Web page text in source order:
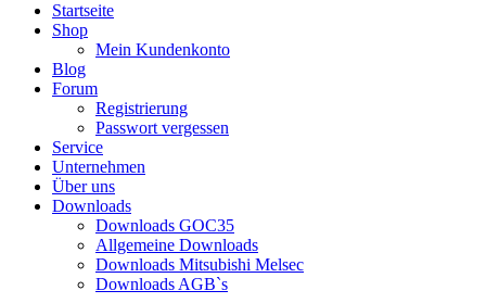
Startseite
Shop
Mein Kundenkonto
Blog
Forum
Registrierung
Passwort vergessen
Service
Unternehmen
Über uns
Downloads
Downloads GOC35
Allgemeine Downloads
Downloads Mitsubishi Melsec
Downloads AGB`s